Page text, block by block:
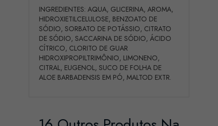
INGREDIENTES: AQUA, GLICERINA, AROMA,
HIDROXIETILCELULOSE, BENZOATO DE
SÓDIO, SORBATO DE POTÁSSIO, CITRATO
DE SÓDIO, SACCARINA DE SÓDIO, ÁCIDO
CÍTRICO, CLORITO DE GUAR
HIDROXIPROPILTRIMÔNIO, LIMONENO,
CITRAL, EUGENOL, SUCO DE FOLHA DE
ALOE BARBADENSIS EM PÓ, MALTOD EXTR.